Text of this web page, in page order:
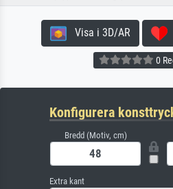
Visa i 3D/AR
0
Konfigurera
Bredd (Motiv, cm)
Extra kant